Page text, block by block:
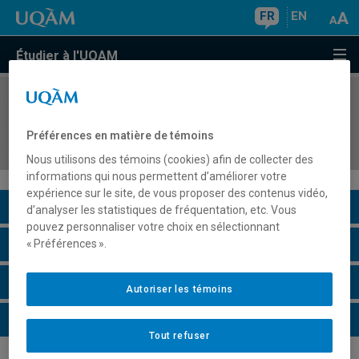
FR EN
Étudier à l'UQAM
COURS//
didactique des langues
Description du cours
Horaire - Été 2026
Horaire - Automne 2026
Horaire - Hiver 2027
Préférences en matière de témoins
Nous utilisons des témoins (cookies) afin de collecter des
informations qui nous permettent d’améliorer votre
expérience sur le site, de vous proposer des contenus vidéo,
d’analyser les statistiques de fréquentation, etc. Vous
pouvez personnaliser votre choix en sélectionnant
« Préférences ».
Tout refuser
Autoriser les témoins